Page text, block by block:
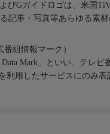
びGガイドロゴは、米国
記事・写真等あらゆる素
番組情報マーク）
Mark」といい、テレビ
利用したサービスにのみ